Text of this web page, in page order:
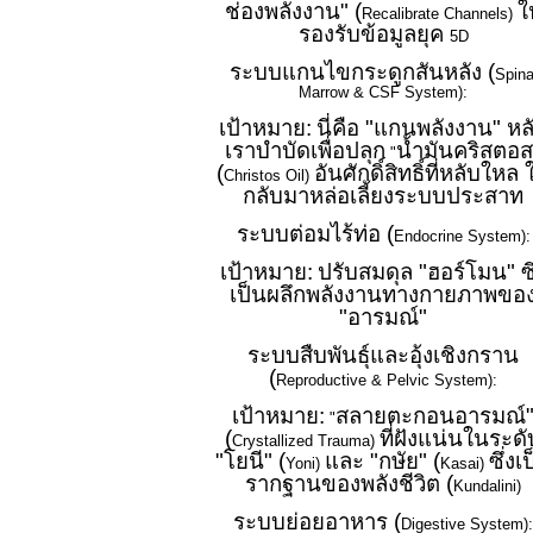
ช่องพลังงาน" (Recalibrate Channels)
รองรับข้อมูลยุค 5D
ระบบแกนไขกระดูกสันหลัง (
Marrow & CSF System):
เป้าหมาย: นี่คือ "แกนพลังงาน" ห
เราบำบัดเพื่อปลุก "น้ำมันคริสตอ
(Christos Oil) อันศักดิ์สิทธิ์ที่หลับใหล
กลับมาหล่อเลี้ยงระบบประสาท
ระบบต่อมไร้ท่อ (Endocrine System):
เป้าหมาย: ปรับสมดุล "ฮอร์โมน"
เป็นผลึกพลังงานทางกายภาพขอ
"อารมณ์"
ระบบสืบพันธุ์และอุ้งเชิงกราน
(Reproductive & Pelvic System):
เป้าหมาย: "สลายตะกอนอารมณ์"
(Crystallized Trauma) ที่ฝังแน่นในระดั
"โยนี" (Yoni) และ "กษัย" (Kasai) ซึ่งเ
รากฐานของพลังชีวิต (Kundalini)
ระบบย่อยอาหาร (Digestive System):